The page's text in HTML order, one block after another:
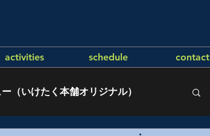
activities schedule contact
（いけたく本舗オリジナル）